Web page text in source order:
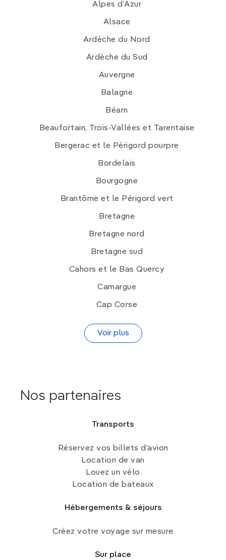
Alpes d’Azur
Alsace
Ardèche du Nord
Ardèche du Sud
Auvergne
Balagne
Béarn
Beaufortain, Trois-Vallées et Tarentaise
Bergerac et le Périgord pourpre
Bordelais
Bourgogne
Brantôme et le Périgord vert
Bretagne
Bretagne nord
Bretagne sud
Cahors et le Bas Quercy
Camargue
Cap Corse
Voir plus
Nos partenaires
Transports
Réservez vos billets d’avion
Location de van
Louez un vélo
Location de bateaux
Hébergements & séjours
Créez votre voyage sur mesure
Sur place